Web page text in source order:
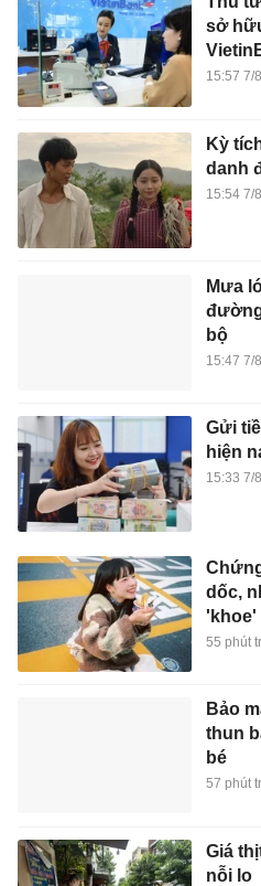
sở
15:57 7/
Kỳ
danh
15:54 7/
Mưa
bộ
15:47 7/
Gửi
hiện
15:33 7/
dốc,
'khoe'
55 phút
Bảo
thun
bé
57 phút
Giá
nỗi lo